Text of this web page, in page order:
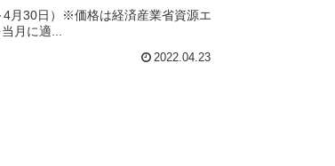
月30日）※価格は経済産業省資源エ
月に適...
2022.04.23